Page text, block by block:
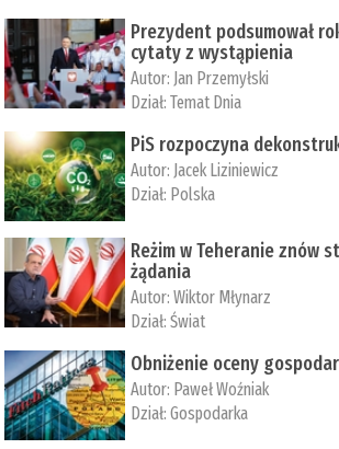
Prezydent podsumował
cytaty z wystąpienia
Autor: Jan Przemyłski
Dział:Temat Dnia
PiS rozpoczyna
Autor: Jacek Liziniewicz
Dział: Polska
Reżim w Teheranie znów
żądania
Autor:Wiktor Młynarz
Dział:Świat
Obniżenie oceny
Autor: Paweł Woźniak
Dział:Gospodarka